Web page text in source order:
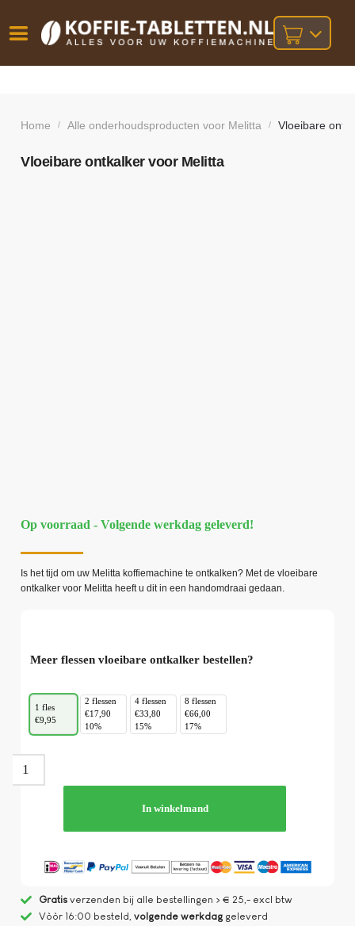
volgende
boven
Home / Alle onderhoudsproducten voor Melitta / Vloeibare
Vloeibare ontkalker voor Melitta
Op voorraad - Volgende werkdag geleverd!
Is het tijd om uw Melitta koffiemachine te ontkalken? Met de vloeibare
ontkalker voor Melitta heeft u dit in een handomdraai gedaan.
Meer flessen vloeibare ontkalker bestellen?
1 fles
€9,95
2 flessen
€17,90
10%
4 flessen
€33,80
15%
8 flessen
€66,00
17%
In winkelmand
Gratisverzenden bij alle bestellingen > € 25,- excl btw
Vòòr 16:00 besteld, volgende werkdaggeleverd